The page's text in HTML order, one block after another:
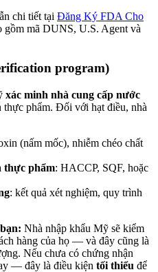
chi tiết tại Đăng Ký FDA Cho
mã DUNS, U.S. Agent và
program)
xác minh nhà cung cấp nước
thực phẩm. Đối với hạt điều, nhà
(nấm mốc), nhiễm chéo chất
thực phẩm: HACCP, SQF, hoặc
: kết quả xét nghiệm, quy trình
Nhà nhập khẩu Mỹ sẽ kiểm
hàng của họ — và đây cũng là
Nếu chưa có chứng nhận
— đây là điều kiện tối thiểu để